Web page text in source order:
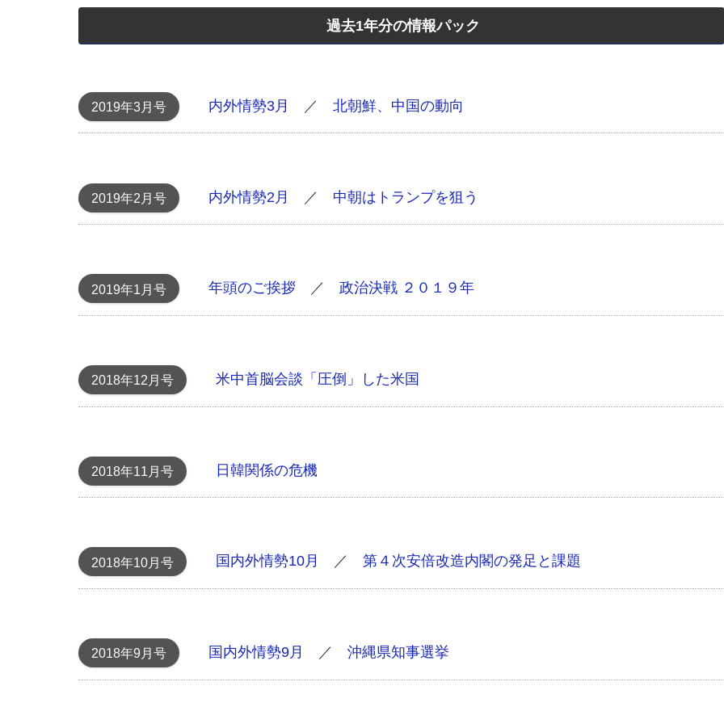
過去1年分の情報パック
2019年3月号 内外情勢3月 ／ 北朝鮮、中国の動向
2019年2月号 内外情勢2月 ／ 中朝はトランプを狙う
2019年1月号 年頭のご挨拶／ 政治決戦 ２０１９年
2018年12月号 米中首脳会談 「圧倒」した米国
2018年11月号 日韓関係の危機
2018年10月号 国内外情勢10月 ／ 第４次安倍改造内閣の発足と課題
2018年9月号 国内外情勢9月 ／ 沖縄県知事選挙